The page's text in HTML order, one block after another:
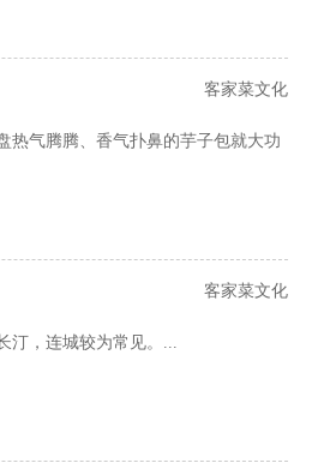
客家菜文化
热气腾腾、香气扑鼻的芋子包就大功
客家菜文化
汀，连城较为常见。...